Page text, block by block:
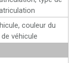
couleur du
véhicule